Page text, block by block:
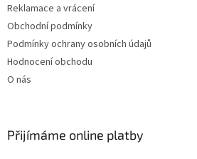
Reklamace a vrácení
Obchodní podmínky
Podmínky ochrany osobních údajů
Hodnocení obchodu
O nás
Přijímáme online platby